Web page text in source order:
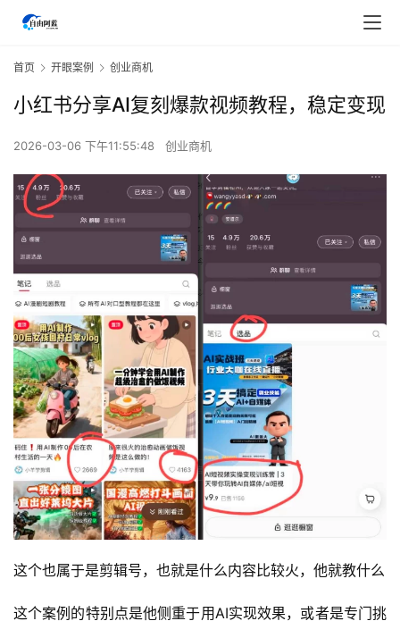
首页 开眼案例 创业商机
小红书分享AI复刻爆款视频教程，稳定变现
2026-03-06 下午11:55:48 创业商机
这个也属于是剪辑号，也就是什么内容比较火，他就教什么
这个案例的特别点是他侧重于用AI实现效果，或者是专门挑